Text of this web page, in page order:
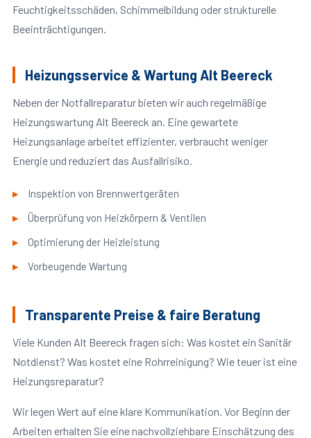
Feuchtigkeitsschäden, Schimmelbildung oder strukturelle
Beeinträchtigungen.
Heizungsservice & Wartung Alt Beereck
Neben der Notfallreparatur bieten wir auch regelmäßige
Heizungswartung Alt Beereck an. Eine gewartete
Heizungsanlage arbeitet effizienter, verbraucht weniger
Energie und reduziert das Ausfallrisiko.
Inspektion von Brennwertgeräten
Überprüfung von Heizkörpern & Ventilen
Optimierung der Heizleistung
Vorbeugende Wartung
Transparente Preise & faire Beratung
Viele Kunden Alt Beereck fragen sich: Was kostet ein Sanitär
Notdienst? Was kostet eine Rohrreinigung? Wie teuer ist eine
Heizungsreparatur?
Wir legen Wert auf eine klare Kommunikation. Vor Beginn der
Arbeiten erhalten Sie eine nachvollziehbare Einschätzung des